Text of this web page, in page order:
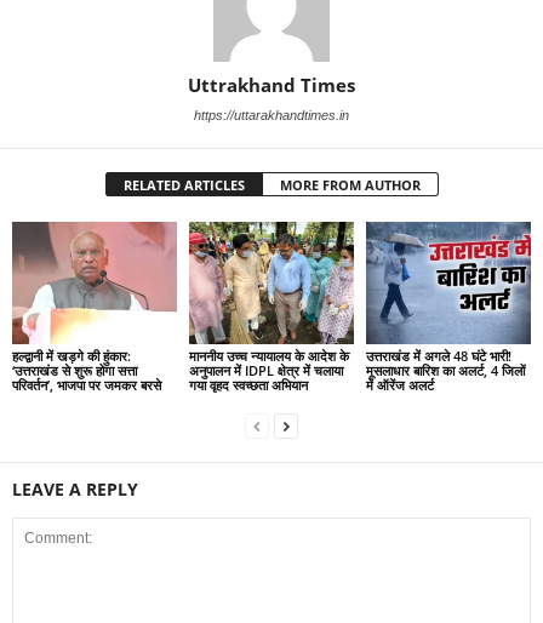
Uttrakhand Times
https://uttarakhandtimes.in
RELATED ARTICLES MORE FROM AUTHOR
हल्द्वानी में खड़गे की हुंकार:
‘उत्तराखंड से शुरू होगा सत्ता
परिवर्तन’, भाजपा पर जमकर बरसे
माननीय उच्च न्यायालय के आदेश के
अनुपालन में IDPL क्षेत्र में चलाया
गया वृहद स्वच्छता अभियान
उत्तराखंड में अगले 48 घंटे भारी!
मूसलाधार बारिश का अलर्ट, 4 जिलों
में ऑरेंज अलर्ट
LEAVE A REPLY